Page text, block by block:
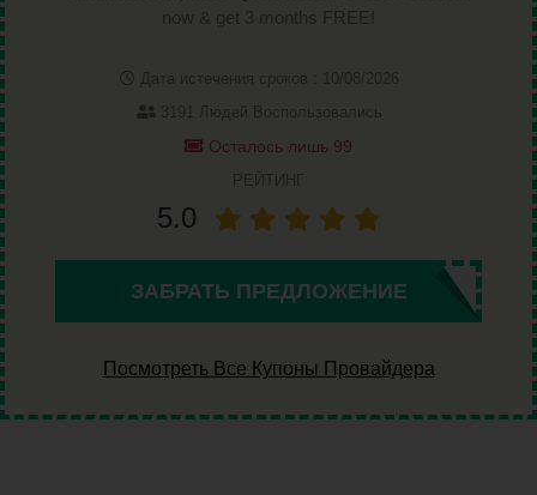
now & get 3 months FREE!
Дата истечения сроков : 10/08/2026
3191 Людей Воспользовались
Осталось лишь 99
РЕЙТИНГ
5.0
ЗАБРАТЬ ПРЕДЛОЖЕНИЕ
Посмотреть Все Купоны Провайдера